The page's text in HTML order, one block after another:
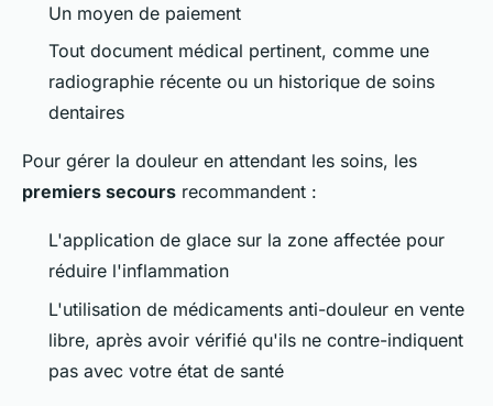
Un moyen de paiement
Tout document médical pertinent, comme une
radiographie récente ou un historique de soins
dentaires
Pour gérer la douleur en attendant les soins, les
premiers secours recommandent :
L'application de glace sur la zone affectée pour
réduire l'inflammation
L'utilisation de médicaments anti-douleur en vente
libre, après avoir vérifié qu'ils ne contre-indiquent
pas avec votre état de santé